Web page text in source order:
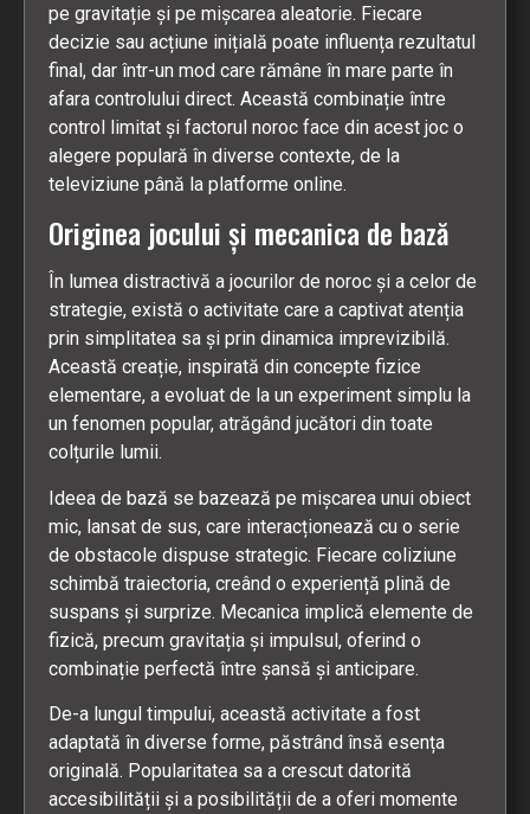
pe gravitație și pe mișcarea aleatorie. Fiecare
decizie sau acțiune inițială poate influența rezultatul
final, dar într-un mod care rămâne în mare parte în
afara controlului direct. Această combinație între
control limitat și factorul noroc face din acest joc o
alegere populară în diverse contexte, de la
televiziune până la platforme online.
Originea jocului și mecanica de bază
În lumea distractivă a jocurilor de noroc și a celor de
strategie, există o activitate care a captivat atenția
prin simplitatea sa și prin dinamica imprevizibilă.
Această creație, inspirată din concepte fizice
elementare, a evoluat de la un experiment simplu la
un fenomen popular, atrăgând jucători din toate
colțurile lumii.
Ideea de bază se bazează pe mișcarea unui obiect
mic, lansat de sus, care interacționează cu o serie
de obstacole dispuse strategic. Fiecare coliziune
schimbă traiectoria, creând o experiență plină de
suspans și surprize. Mecanica implică elemente de
fizică, precum gravitația și impulsul, oferind o
combinație perfectă între șansă și anticipare.
De-a lungul timpului, această activitate a fost
adaptată în diverse forme, păstrând însă esența
originală. Popularitatea sa a crescut datorită
accesibilității și a posibilității de a oferi momente